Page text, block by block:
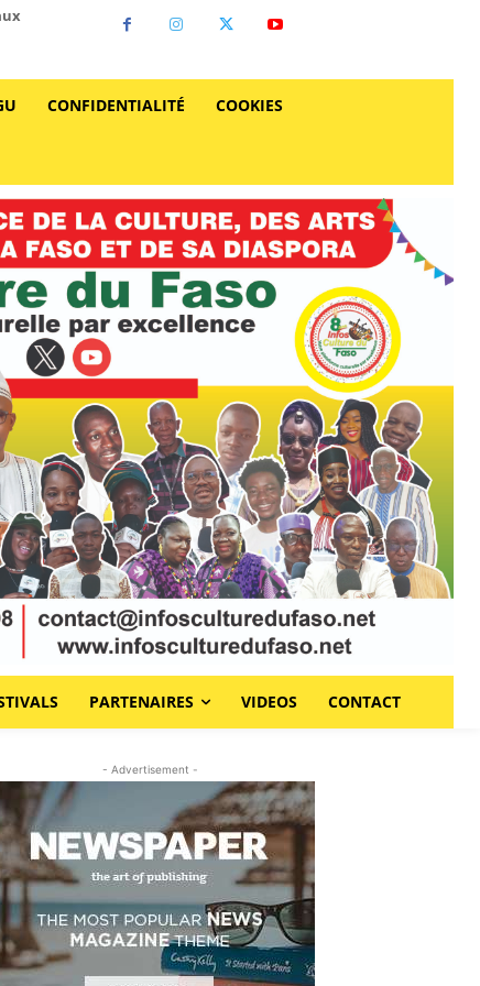
CONFIDENTIALITÉ COOKIES
PARTENAIRES VIDEOS CONTACT
- Advertisement -